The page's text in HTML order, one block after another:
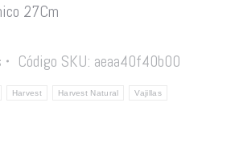
27Cm
Código SKU: aeaa40f40b00
Harvest Harvest Natural Vajillas